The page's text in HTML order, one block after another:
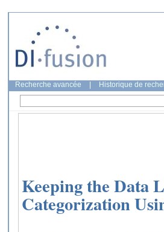
Recherche avancée Historique de
Keeping the Data
Categorization